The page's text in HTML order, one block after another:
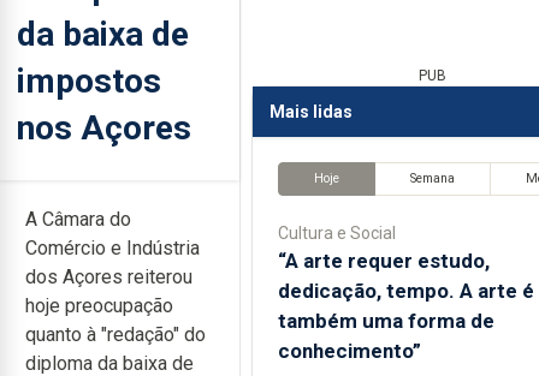
da baixa de
impostos
nos Açores
A Câmara do
Comércio e Indústria
dos Açores reiterou
hoje preocupação
quanto à "redação" do
diploma da baixa de
PUB
Mais lidas
Hoje Semana
Cultura e Social
“A arte requer estudo,
dedicação, tempo. A arte é
também uma forma de
conhecimento”